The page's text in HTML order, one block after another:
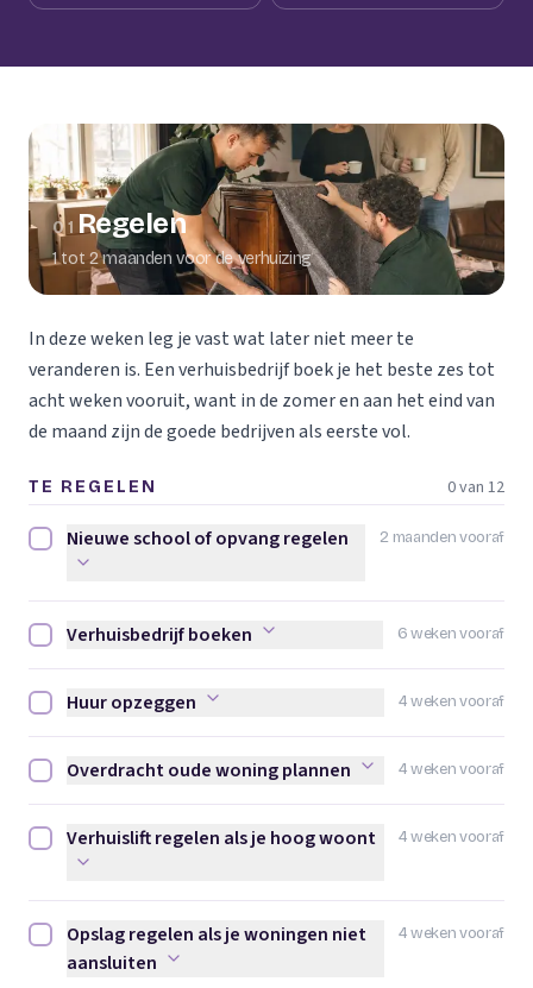
01 Regelen
1 tot 2 maanden voor de verhuizing
In deze weken leg je vast wat later niet meer te
veranderen is. Een verhuisbedrijf boek je het beste zes tot
acht weken vooruit, want in de zomer en aan het eind van
de maand zijn de goede bedrijven als eerste vol.
TE REGELEN 0 van 12
2 maanden vooraf
Nieuwe school of opvang regelen afvinken
Nieuwe school of opvang regelen
6 weken vooraf
Verhuisbedrijf boeken afvinken
Verhuisbedrijf boeken
4 weken vooraf
Huur opzeggen afvinken
Huur opzeggen
4 weken vooraf
Overdracht oude woning plannen afvinken
Overdracht oude woning plannen
4 weken vooraf
Verhuislift regelen als je hoog woont afvinken
Verhuislift regelen als je hoog woont
4 weken vooraf
Opslag regelen als je woningen niet aansluiten afvinken
Opslag regelen als je woningen niet
aansluiten